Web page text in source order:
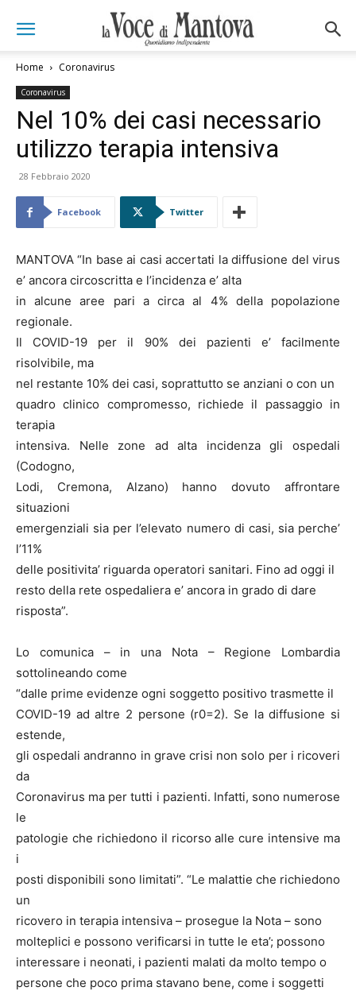
Home Coronavirus
Coronavirus
Nel 10% dei casi necessario
utilizzo terapia intensiva
28 Febbraio 2020
Facebook Twitter
MANTOVA “In base ai casi accertati la diffusione del virus
e’ ancora circoscritta e l’incidenza e’ alta
in alcune aree pari a circa al 4% della popolazione
regionale.
Il COVID-19 per il 90% dei pazienti e’ facilmente
risolvibile, ma
nel restante 10% dei casi, soprattutto se anziani o con un
quadro clinico compromesso, richiede il passaggio in
terapia
intensiva. Nelle zone ad alta incidenza gli ospedali
(Codogno,
Lodi, Cremona, Alzano) hanno dovuto affrontare
situazioni
emergenziali sia per l’elevato numero di casi, sia perche’
l’11%
delle positivita’ riguarda operatori sanitari. Fino ad oggi il
resto della rete ospedaliera e’ ancora in grado di dare
risposta”.
Lo comunica – in una Nota – Regione Lombardia
sottolineando come
“dalle prime evidenze ogni soggetto positivo trasmette il
COVID-19 ad altre 2 persone (r0=2). Se la diffusione si
estende,
gli ospedali andranno in grave crisi non solo per i ricoveri
da
Coronavirus ma per tutti i pazienti. Infatti, sono numerose
le
patologie che richiedono il ricorso alle cure intensive ma
i
posti disponibili sono limitati”. “Le malattie che richiedono
un
ricovero in terapia intensiva – prosegue la Nota – sono
molteplici e possono verificarsi in tutte le eta’; possono
interessare i neonati, i pazienti malati da molto tempo o
persone che poco prima stavano bene, come i soggetti